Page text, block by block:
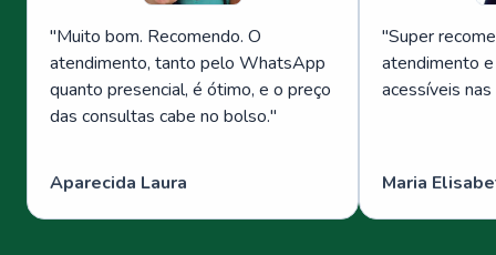
"Muito bom. Recomendo. O
atendimento, tanto pelo WhatsApp
quanto presencial, é ótimo, e o preço
das consultas cabe no bolso."
Aparecida Laura
"Super
atendimento
acessíveis
Maria